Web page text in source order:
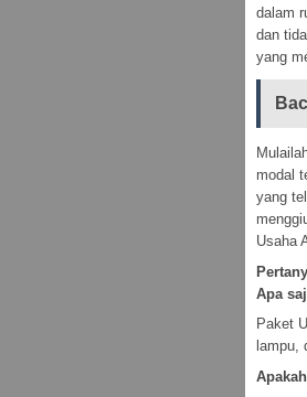
dalam
dan
yang
modal
yang
Usaha
Apa
Paket
lampu,